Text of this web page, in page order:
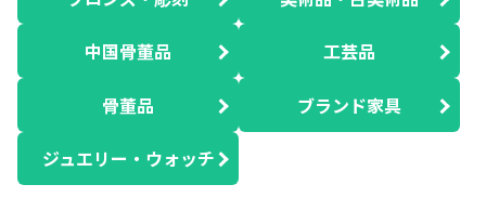
中国骨董品 工芸品
骨董品 ブランド家具
ジュエリー・ウォッチ